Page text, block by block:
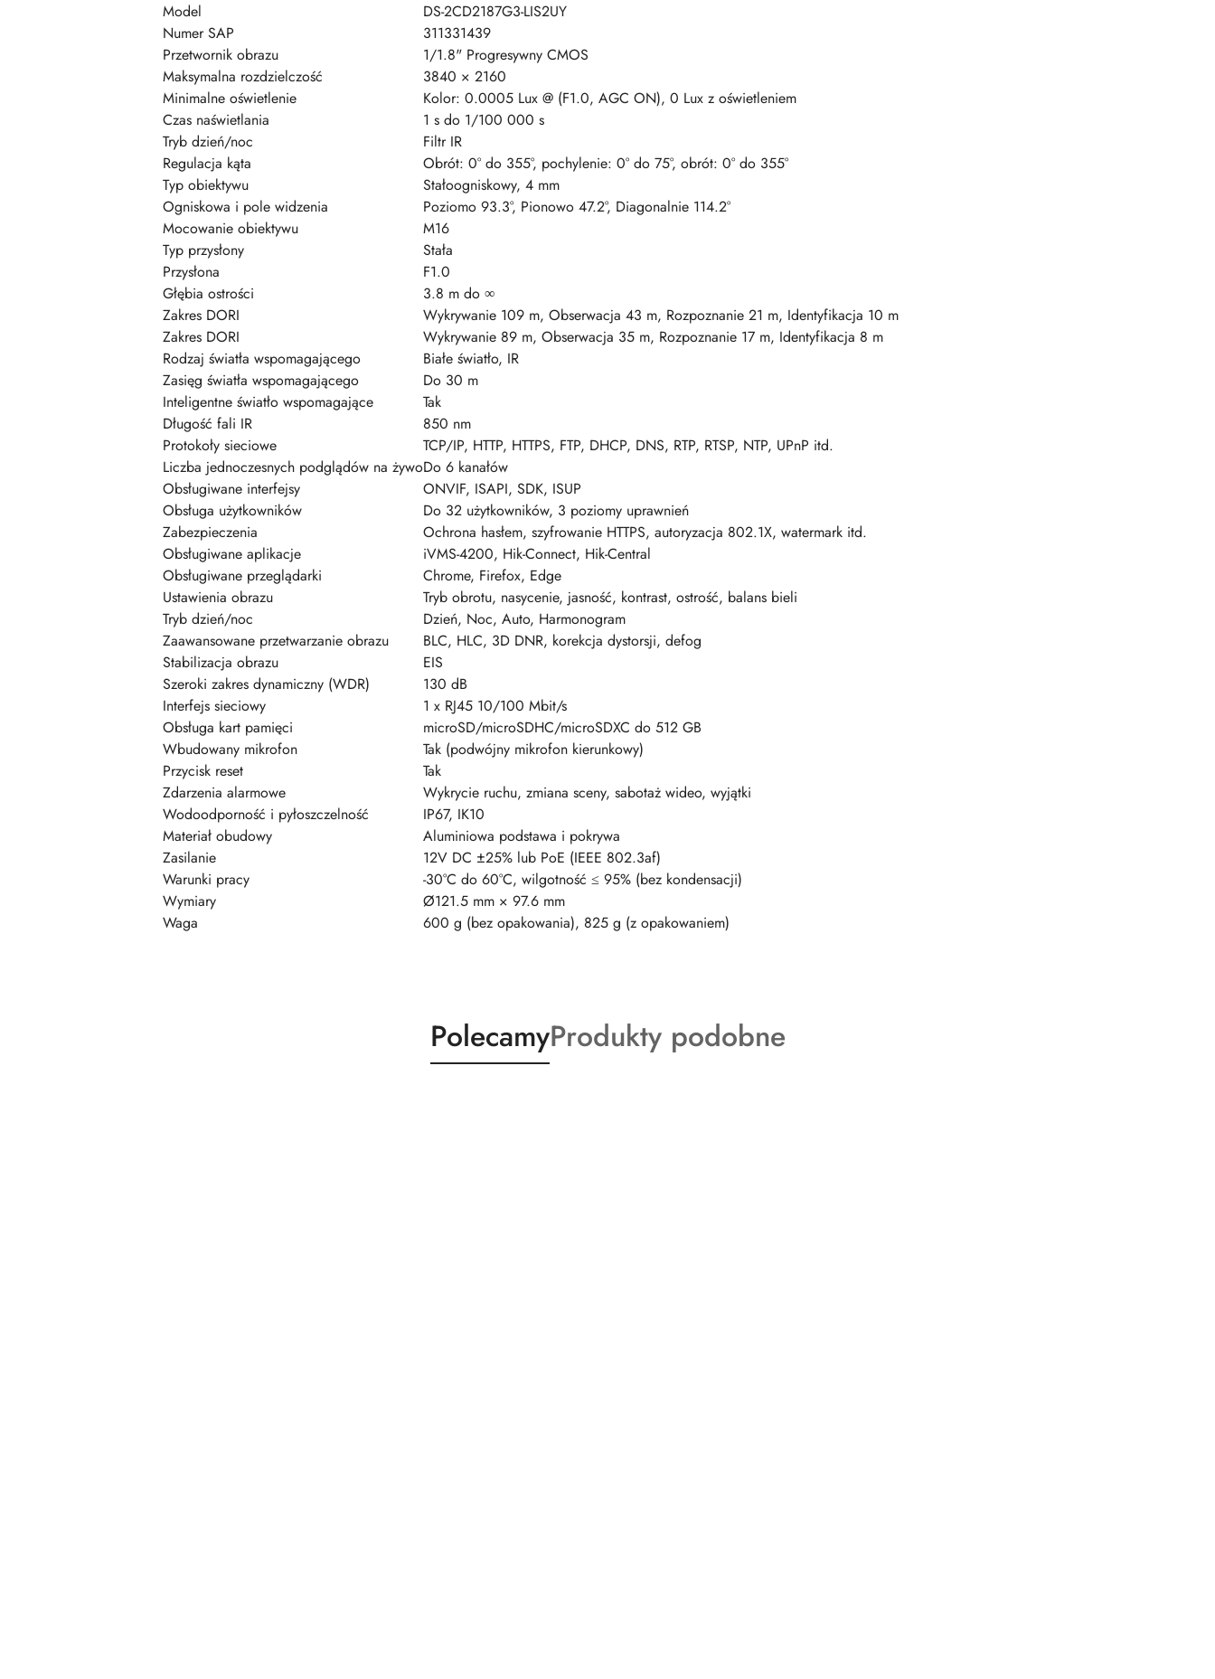
Model
DS-2CD2187G3-LIS2UY
Numer SAP
311331439
Przetwornik obrazu
1/1.8" Progresywny CMOS
Maksymalna rozdzielczość
3840 × 2160
Minimalne oświetlenie
Kolor: 0.0005 Lux @ (F1.0, AGC ON), 0 Lux z oświetleniem
Czas naświetlania
1 s do 1/100 000 s
Tryb dzień/noc
Filtr IR
Regulacja kąta
Obrót: 0° do 355°, pochylenie: 0° do 75°, obrót: 0° do 355°
Typ obiektywu
Stałoogniskowy, 4 mm
Ogniskowa i pole widzenia
Poziomo 93.3°, Pionowo 47.2°, Diagonalnie 114.2°
Mocowanie obiektywu
M16
Typ przysłony
Stała
Przysłona
F1.0
Głębia ostrości
3.8 m do ∞
Zakres DORI
Wykrywanie 109 m, Obserwacja 43 m, Rozpoznanie 21 m, Identyfikacja 10 m
Zakres DORI
Wykrywanie 89 m, Obserwacja 35 m, Rozpoznanie 17 m, Identyfikacja 8 m
Rodzaj światła wspomagającego
Białe światło, IR
Zasięg światła wspomagającego
Do 30 m
Inteligentne światło wspomagające
Tak
Długość fali IR
850 nm
Protokoły sieciowe
TCP/IP, HTTP, HTTPS, FTP, DHCP, DNS, RTP, RTSP, NTP, UPnP itd.
Liczba jednoczesnych podglądów na żywoDo 6 kanałów
Obsługiwane interfejsy
ONVIF, ISAPI, SDK, ISUP
Obsługa użytkowników
Do 32 użytkowników, 3 poziomy uprawnień
Zabezpieczenia
Ochrona hasłem, szyfrowanie HTTPS, autoryzacja 802.1X, watermark itd.
Obsługiwane aplikacje
iVMS-4200, Hik-Connect, Hik-Central
Obsługiwane przeglądarki
Chrome, Firefox, Edge
Ustawienia obrazu
Tryb obrotu, nasycenie, jasność, kontrast, ostrość, balans bieli
Tryb dzień/noc
Dzień, Noc, Auto, Harmonogram
Zaawansowane przetwarzanie obrazu
BLC, HLC, 3D DNR, korekcja dystorsji, defog
Stabilizacja obrazu
EIS
Szeroki zakres dynamiczny (WDR)
130 dB
Interfejs sieciowy
1 x RJ45 10/100 Mbit/s
Obsługa kart pamięci
microSD/microSDHC/microSDXC do 512 GB
Wbudowany mikrofon
Tak (podwójny mikrofon kierunkowy)
Przycisk reset
Tak
Zdarzenia alarmowe
Wykrycie ruchu, zmiana sceny, sabotaż wideo, wyjątki
Wodoodporność i pyłoszczelność
IP67, IK10
Materiał obudowy
Aluminiowa podstawa i pokrywa
Zasilanie
12V DC ±25% lub PoE (IEEE 802.3af)
Warunki pracy
-30°C do 60°C, wilgotność ≤ 95% (bez kondensacji)
Wymiary
Ø121.5 mm × 97.6 mm
Waga
600 g (bez opakowania), 825 g (z opakowaniem)
Produkty
o
PolecamyProdukty
o
Produkty podobne